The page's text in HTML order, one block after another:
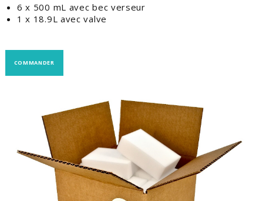
6 x 500 mL avec bec verseur
1 x 18.9L avec valve
COMMANDER